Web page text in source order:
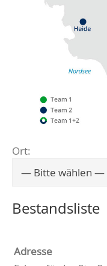
Eckernförde
Heikendorf
Kronshagen
Schwentinental
Preetz
Ort:
Wählen Sie einen
Bestandsliste
Adresse